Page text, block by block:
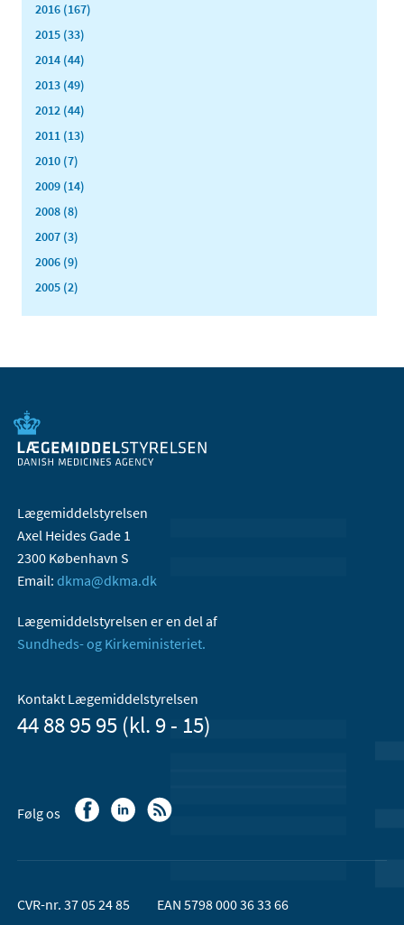
2016 (167)
2015 (33)
2014 (44)
2013 (49)
2012 (44)
2011 (13)
2010 (7)
2009 (14)
2008 (8)
2007 (3)
2006 (9)
2005 (2)
Lægemiddelstyrelsen
Axel Heides Gade 1
2300 København S
Email: dkma@dkma.dk
Lægemiddelstyrelsen er en del af
Sundheds- og Kirkeministeriet.
Kontakt Lægemiddelstyrelsen
44 88 95 95 (kl. 9 - 15)
Følg os
CVR-nr. 37 05 24 85 EAN 5798 000 36 33 66